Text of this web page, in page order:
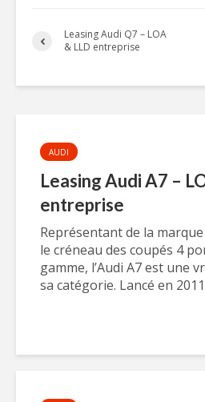
Leasing Audi Q7 – LOA
& LLD entreprise
AUDI
Leasing Audi A7 –
entreprise
Représentant de la
le créneau des coupés 4
gamme, l’Audi A7 est une
sa catégorie. Lancé en